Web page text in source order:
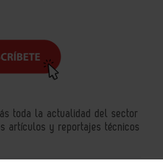
toda la actualidad del sector
artículos y reportajes técnicos